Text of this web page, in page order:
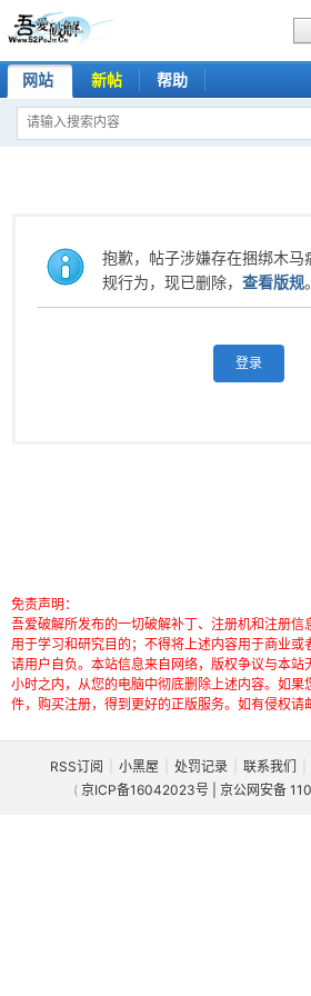
网站 新帖 帮助
抱歉，帖子涉嫌存在捆绑木马
规行为，现已删除，查看版规。
登录
免责声明：
吾爱破解所发布的一切破解补丁、注册机和注册信
用于学习和研究目的；不得将上述内容用于商业或
请用户自负。本站信息来自网络，版权争议与本
小时之内，从您的电脑中彻底删除上述内容。如果
件，购买注册，得到更好的正版服务。如有侵权请
RSS订阅 小黑屋 处罚记录 联系我们
( 京ICP备16042023号 | 京公网安备